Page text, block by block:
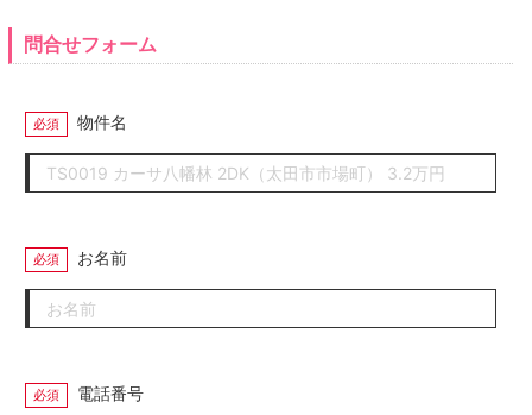
問合せフォーム
物件名
お名前
電話番号